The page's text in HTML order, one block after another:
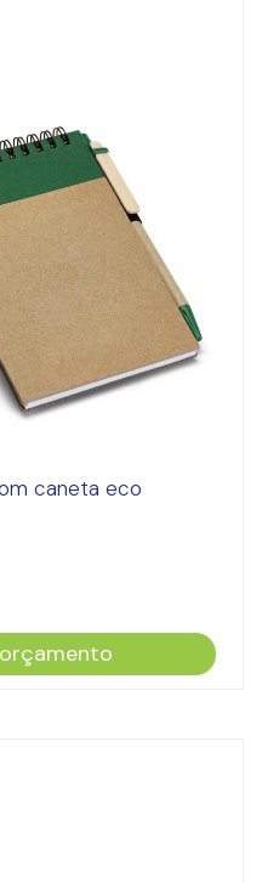
caneta eco